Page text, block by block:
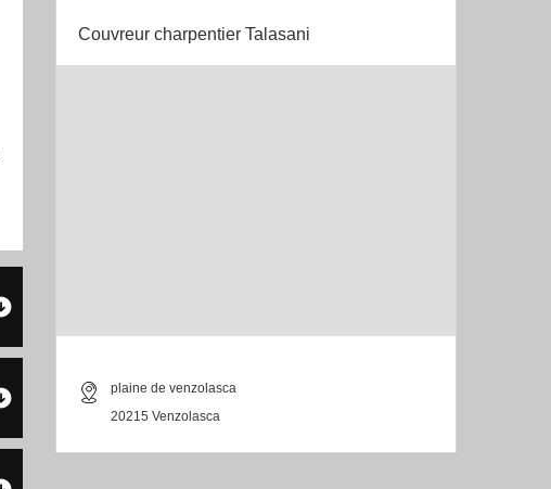
Couvreur charpentier Talasani
plaine de venzolasca
20215 Venzolasca